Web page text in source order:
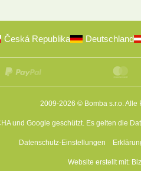
Česká Republika Deutschland
2009-2026 © Bomba s.r.o.Alle
und Google geschützt. Es gelten die
Datenschutz-Einstellungen
Website erstellt mit: